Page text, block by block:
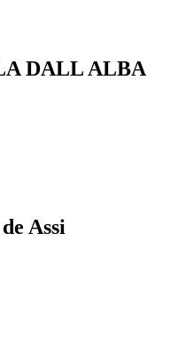
DALL ALBA
Assi